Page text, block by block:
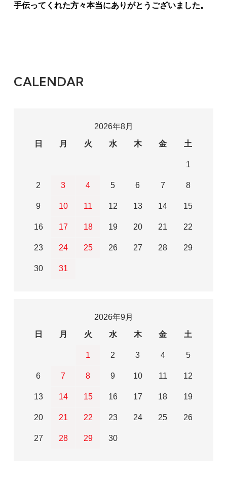
手伝ってくれた方々本当にありがとうございました。
CALENDAR
2026年8月
日
月 火 水 木 金 土
1
2 3 4 5 6 7 8
9 10 11 12 13 14 15
16 17 18 19 20 21 22
23 24 25 26 27 28 29
30 31
2026年9月
日
月 火 水 木 金 土
1 2 3 4 5
6 7 8 9 10 11 12
13 14 15 16 17 18 19
20 21 22 23 24 25 26
27 28 29 30